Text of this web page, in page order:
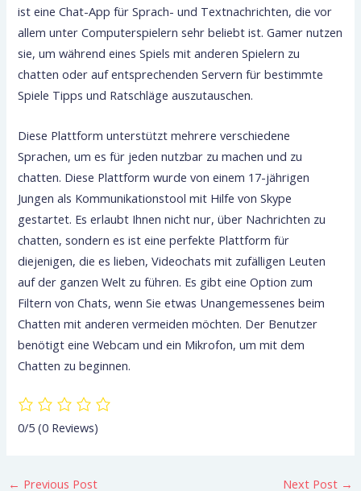
ist eine Chat-App für Sprach- und Textnachrichten, die vor
allem unter Computerspielern sehr beliebt ist. Gamer nutzen
sie, um während eines Spiels mit anderen Spielern zu
chatten oder auf entsprechenden Servern für bestimmte
Spiele Tipps und Ratschläge auszutauschen.
Diese Plattform unterstützt mehrere verschiedene
Sprachen, um es für jeden nutzbar zu machen und zu
chatten. Diese Plattform wurde von einem 17-jährigen
Jungen als Kommunikationstool mit Hilfe von Skype
gestartet. Es erlaubt Ihnen nicht nur, über Nachrichten zu
chatten, sondern es ist eine perfekte Plattform für
diejenigen, die es lieben, Videochats mit zufälligen Leuten
auf der ganzen Welt zu führen. Es gibt eine Option zum
Filtern von Chats, wenn Sie etwas Unangemessenes beim
Chatten mit anderen vermeiden möchten. Der Benutzer
benötigt eine Webcam und ein Mikrofon, um mit dem
Chatten zu beginnen.
0/5(0 Reviews)
← Previous Post Next Post →